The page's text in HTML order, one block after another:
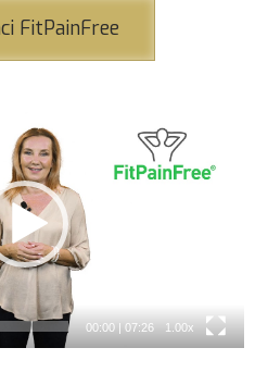
FitPainFree
00:00| 07:26 1.00x